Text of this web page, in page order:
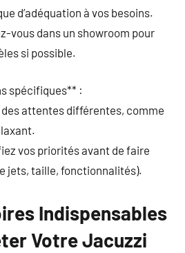
d’adéquation à vos besoins.
vous dans un showroom pour
si possible.
spécifiques** :
attentes différentes, comme
vos priorités avant de faire
jets, taille, fonctionnalités).
Indispensables
Votre Jacuzzi